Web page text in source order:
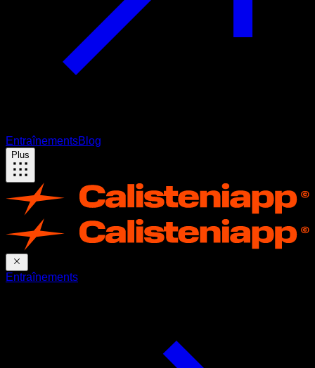
EntraînementsBlog
Plus
Entraînements